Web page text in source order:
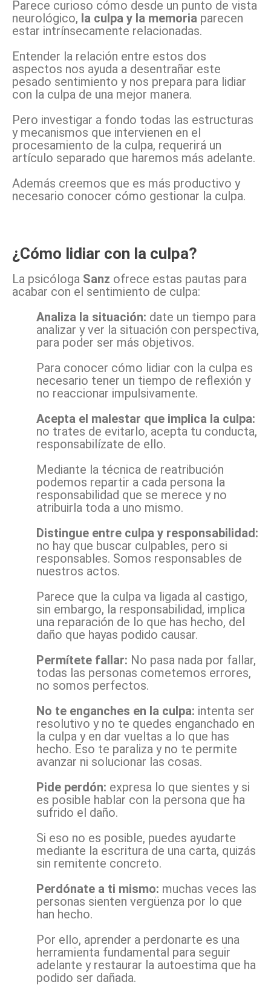
Parece curioso cómo desde un punto de vista
neurológico, la culpa y la memoria parecen
estar intrínsecamente relacionadas.
Entender la relación entre estos dos
aspectos nos ayuda a desentrañar este
pesado sentimiento y nos prepara para lidiar
con la culpa de una mejor manera.
Pero investigar a fondo todas las estructuras
y mecanismos que intervienen en el
procesamiento de la culpa, requerirá un
artículo separado que haremos más adelante.
Además creemos que es más productivo y
necesario conocer cómo gestionar la culpa.
¿Cómo lidiar con la culpa?
La psicóloga Sanz ofrece estas pautas para
acabar con el sentimiento de culpa:
Analiza la situación: date un tiempo para
analizar y ver la situación con perspectiva,
para poder ser más objetivos.
Para conocer cómo lidiar con la culpa es
necesario tener un tiempo de reflexión y
no reaccionar impulsivamente.
Acepta el malestar que implica la culpa:
no trates de evitarlo, acepta tu conducta,
responsabilízate de ello.
Mediante la técnica de reatribución
podemos repartir a cada persona la
responsabilidad que se merece y no
atribuirla toda a uno mismo.
Distingue entre culpa y responsabilidad:
no hay que buscar culpables, pero si
responsables. Somos responsables de
nuestros actos.
Parece que la culpa va ligada al castigo,
sin embargo, la responsabilidad, implica
una reparación de lo que has hecho, del
daño que hayas podido causar.
Permítete fallar: No pasa nada por fallar,
todas las personas cometemos errores,
no somos perfectos.
No te enganches en la culpa: intenta ser
resolutivo y no te quedes enganchado en
la culpa y en dar vueltas a lo que has
hecho. Eso te paraliza y no te permite
avanzar ni solucionar las cosas.
Pide perdón: expresa lo que sientes y si
es posible hablar con la persona que ha
sufrido el daño.
Si eso no es posible, puedes ayudarte
mediante la escritura de una carta, quizás
sin remitente concreto.
Perdónate a ti mismo: muchas veces las
personas sienten vergüenza por lo que
han hecho.
Por ello, aprender a perdonarte es una
herramienta fundamental para seguir
adelante y restaurar la autoestima que ha
podido ser dañada.